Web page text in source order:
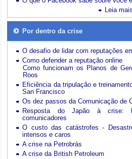
Leia mais
Por dentro da crise
O desafio de lidar com reputações
Como defender a reputação online
Como funcionam os Planos de
Roos
Eficiência da tripulação e
San Francisco
Os dez passos da Comunicação de
Resposta do Japão à crise:
comunicadores
O custo das catástrofes -
intensos e caros
A crise na Petrobrás
A crise da British Petroleum